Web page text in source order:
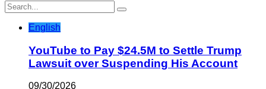
English
YouTube to Pay $24.5M to Settle Trump
Lawsuit over Suspending His Account
09/30/2026